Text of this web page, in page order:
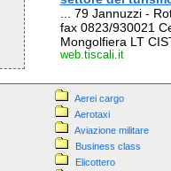
... 79 Jannuzzi -
fax 0823/930021
Mongolfiera LT
web.tiscali.it
Aerei cargo
Aerotaxi
Aviazione militare
Business class
Elicottero